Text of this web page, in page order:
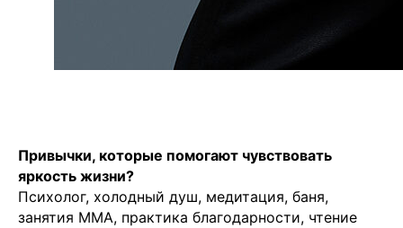
Привычки, которые помогают чувствовать
яркость жизни?
Психолог, холодный душ, медитация, баня,
занятия MMA, практика благодарности, чтение